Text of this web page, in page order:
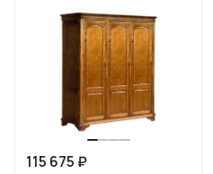
115 675 ₽